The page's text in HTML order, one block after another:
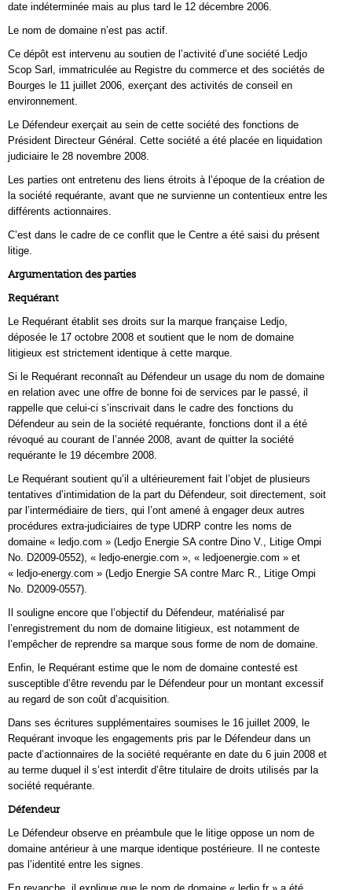
date indéterminée mais au plus tard le 12 décembre 2006.
Le nom de domaine n’est pas actif.
Ce dépôt est intervenu au soutien de l’activité d’une société Ledjo
Scop Sarl, immatriculée au Registre du commerce et des sociétés de
Bourges le 11 juillet 2006, exerçant des activités de conseil en
environnement.
Le Défendeur exerçait au sein de cette société des fonctions de
Président Directeur Général. Cette société a été placée en liquidation
judiciaire le 28 novembre 2008.
Les parties ont entretenu des liens étroits à l’époque de la création de
la société requérante, avant que ne survienne un contentieux entre les
différents actionnaires.
C’est dans le cadre de ce conflit que le Centre a été saisi du présent
litige.
Argumentation des parties
Requérant
Le Requérant établit ses droits sur la marque française Ledjo,
déposée le 17 octobre 2008 et soutient que le nom de domaine
litigieux est strictement identique à cette marque.
Si le Requérant reconnaît au Défendeur un usage du nom de domaine
en relation avec une offre de bonne foi de services par le passé, il
rappelle que celui-ci s’inscrivait dans le cadre des fonctions du
Défendeur au sein de la société requérante, fonctions dont il a été
révoqué au courant de l’année 2008, avant de quitter la société
requérante le 19 décembre 2008.
Le Requérant soutient qu’il a ultérieurement fait l’objet de plusieurs
tentatives d’intimidation de la part du Défendeur, soit directement, soit
par l’intermédiaire de tiers, qui l’ont amené à engager deux autres
procédures extra-judiciaires de type UDRP contre les noms de
domaine « ledjo.com » (Ledjo Energie SA contre Dino V., Litige Ompi
No. D2009-0552), « ledjo-energie.com », « ledjoenergie.com » et
« ledjo-energy.com » (Ledjo Energie SA contre Marc R., Litige Ompi
No. D2009-0557).
Il souligne encore que l’objectif du Défendeur, matérialisé par
l’enregistrement du nom de domaine litigieux, est notamment de
l’empêcher de reprendre sa marque sous forme de nom de domaine.
Enfin, le Requérant estime que le nom de domaine contesté est
susceptible d’être revendu par le Défendeur pour un montant excessif
au regard de son coût d’acquisition.
Dans ses écritures supplémentaires soumises le 16 juillet 2009, le
Requérant invoque les engagements pris par le Défendeur dans un
pacte d’actionnaires de la société requérante en date du 6 juin 2008 et
au terme duquel il s’est interdit d’être titulaire de droits utilisés par la
société requérante.
Défendeur
Le Défendeur observe en préambule que le litige oppose un nom de
domaine antérieur à une marque identique postérieure. Il ne conteste
pas l’identité entre les signes.